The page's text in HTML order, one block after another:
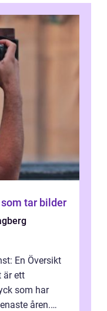
tar bilder
En Översikt
är ett
som har
åren.